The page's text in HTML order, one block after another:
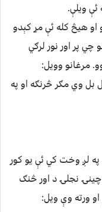
ویلې.
او هیڅ کله ئې مړ کېدو
پر اور نور لرګي
مرغانو وویل:
بل وي مګر څرنګه او په
لږ وخت کي ئې یو کور
نجلۍ د اور څنګ
ورته وې ویل: